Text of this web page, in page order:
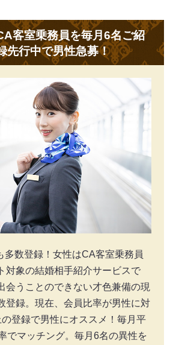
客室乗務員を毎月6名ご紹
先行中で男性急募！
多数登録！女性はCA客室乗務員
対象の結婚相手紹介サービスで
会うことのできない才色兼備の現
登録。現在、会員比率が男性に対
登録で男性にオススメ！毎月平
でマッチング。毎月6名の異性を